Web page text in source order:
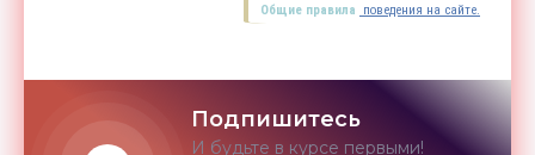
Общие правила поведения на сайте.
Подпишитесь
И будьте в курсе первыми!